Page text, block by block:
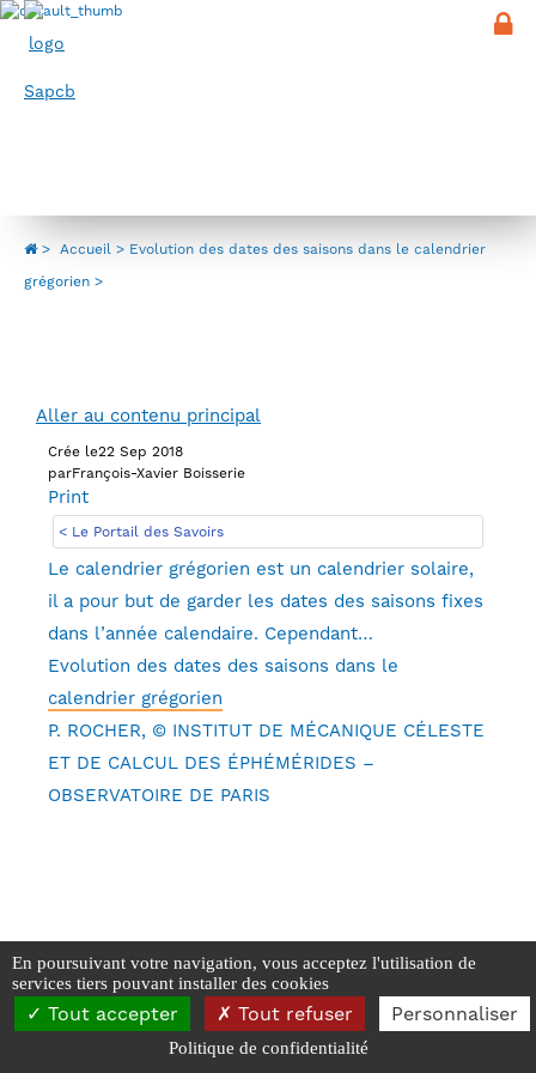
Evolution des dates des saisons dans le
> Accueil
Evolution des dates des saisons dans le calendrier
grégorien
Aller au contenu principal
Crée le22 Sep 2018
parFrançois-Xavier Boisserie
Print
< Le Portail des Savoirs
Le calendrier grégorien est un calendrier solaire,
il a pour but de garder les dates des saisons fixes
dans l’année calendaire. Cependant…
Evolution des dates des saisons dans le
calendrier grégorien
P. ROCHER, © INSTITUT DE MÉCANIQUE CÉLESTE
ET DE CALCUL DES ÉPHÉMÉRIDES –
OBSERVATOIRE DE PARIS
SAPCB - 2026
Mentions Légales
Réalisé par Webyc - Yann Carpentier
Panneau de gestion des cookies
En poursuivant votre navigation, vous acceptez l'utilisation de
services tiers pouvant installer des cookies
Tout accepter Tout refuser Personnaliser
Politique de confidentialité